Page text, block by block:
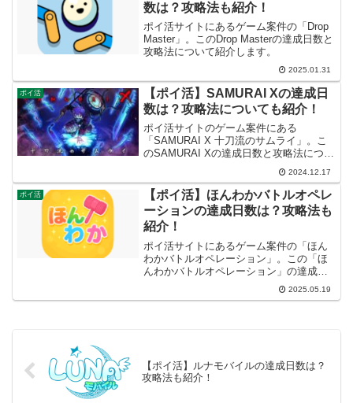
数は？攻略法も紹介！
ポイ活サイトにあるゲーム案件の「Drop
Master」。このDrop Masterの達成日数と
攻略法について紹介します。
2025.01.31
ポイ活
【ポイ活】SAMURAI Xの達成日
数は？攻略法についても紹介！
ポイ活サイトのゲーム案件にある
「SAMURAI X 十刀流のサムライ」。こ
のSAMURAI Xの達成日数と攻略法につい
2024.12.17
ポイ活
【ポイ活】ほんわかバトルオペレ
ーションの達成日数は？攻略法も
紹介！
ポイ活サイトにあるゲーム案件の「ほん
わかバトルオペレーション」。この「ほ
んわかバトルオペレーション」の達成日
数と攻略法について紹介します。2025.05.19
【ポイ活】ルナモバイルの達成日数は？
攻略法も紹介！